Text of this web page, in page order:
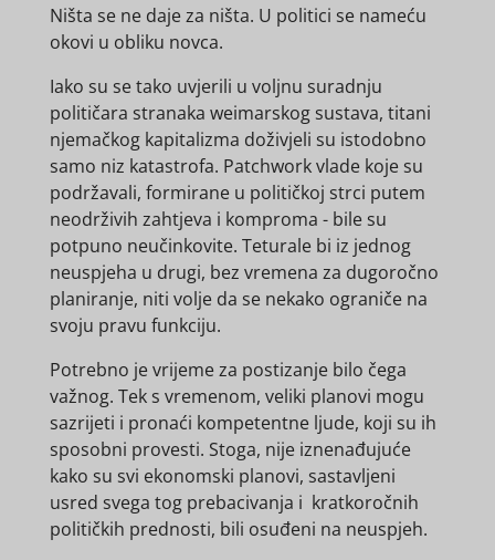
Ništa se ne daje za ništa. U politici se nameću
okovi u obliku novca.
Iako su se tako uvjerili u voljnu suradnju
političara stranaka weimarskog sustava, titani
njemačkog kapitalizma doživjeli su istodobno
samo niz katastrofa. Patchwork vlade koje su
podržavali, formirane u političkoj strci putem
neodrživih zahtjeva i komproma - bile su
potpuno neučinkovite. Teturale bi iz jednog
neuspjeha u drugi, bez vremena za dugoročno
planiranje, niti volje da se nekako ograniče na
svoju pravu funkciju.
Potrebno je vrijeme za postizanje bilo čega
važnog. Tek s vremenom, veliki planovi mogu
sazrijeti i pronaći kompetentne ljude, koji su ih
sposobni provesti. Stoga, nije iznenađujuće
kako su svi ekonomski planovi, sastavljeni
usred svega tog prebacivanja i kratkoročnih
političkih prednosti, bili osuđeni na neuspjeh.